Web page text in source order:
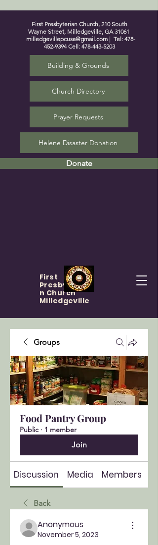
First Presbyterian Church, 210 South
Wayne Street, Milledgeville, GA 31061
milledgevillepcusa@gmail.com | Tel: 478-
452-9394Cell: 478-443-5203
Building & Grounds
Church Directory
Prayer Requests
Helene Disaster Donation
Donate
First
Presbyteria
n Church
Milledgeville
Groups
Food Pantry Group
Public · 1 member
Join
Discussion Media Members
Back
Anonymous
November 5, 2023